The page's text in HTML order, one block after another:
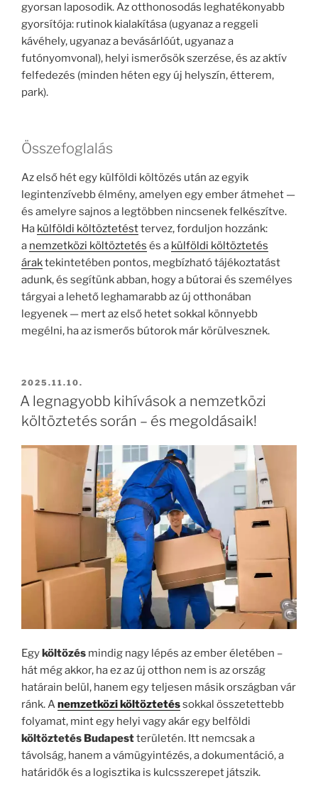
gyorsan laposodik. Az otthonosodás leghatékonyabb
gyorsítója: rutinok kialakítása (ugyanaz a reggeli
kávéhely, ugyanaz a bevásárlóút, ugyanaz a
futónyomvonal), helyi ismerősök szerzése, és az aktív
felfedezés (minden héten egy új helyszín, étterem,
park).
Összefoglalás
Az első hét egy külföldi költözés után az egyik
legintenzívebb élmény, amelyen egy ember átmehet —
és amelyre sajnos a legtöbben nincsenek felkészítve.
Ha külföldi költöztetésttervez, forduljon hozzánk:
a nemzetközi költöztetés és a külföldi költöztetés
áraktekintetében pontos, megbízható tájékoztatást
adunk, és segítünk abban, hogy a bútorai és személyes
tárgyai a lehető leghamarabb az új otthonában
legyenek — mert az első hetet sokkal könnyebb
megélni, ha az ismerős bútorok már körülvesznek.
BEKÜLDVE:
2025.11.10.
A legnagyobb kihívások a nemzetközi
költöztetés során – és megoldásaik!
Egyköltözés mindig nagy lépés az ember életében –
hát még akkor, ha ez az új otthon nem is az ország
határain belül, hanem egy teljesen másik országban vár
ránk. Anemzetközi költöztetéssokkal összetettebb
folyamat, mint egy helyi vagy akár egy belföldi
költöztetés Budapestterületén. Itt nemcsak a
távolság, hanem a vámügyintézés, a dokumentáció, a
határidők és a logisztika is kulcsszerepet játszik.